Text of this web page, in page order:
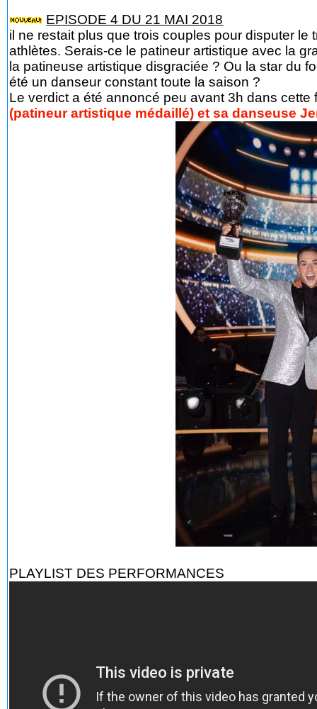
EPISODE 4 DU 21 MAI 2018
il ne restait plus que trois couples pour disputer
athlètes. Serais-ce le patineur artistique avec la
la patineuse artistique disgraciée ? Ou la star du
été un danseur constant toute la saison ?
Le verdict a été annoncé peu avant 3h dans
(patineur artistique médaillé) et sa danseuse
PLAYLIST DES PERFORMANCES